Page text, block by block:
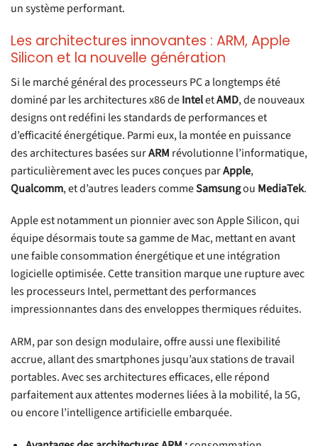
un système performant.
Les architectures innovantes : ARM, Apple
Silicon et la nouvelle génération
Si le marché général des processeurs PC a longtemps été
dominé par les architectures x86 deInteletAMD, de nouveaux
designs ont redéfini les standards de performances et
d’efficacité énergétique. Parmi eux, la montée en puissance
des architectures basées surARM révolutionne l’informatique,
particulièrement avec les puces conçues parApple,
Qualcomm, et d’autres leaders commeSamsungou MediaTek.
Apple est notamment un pionnier avec son Apple Silicon, qui
équipe désormais toute sa gamme de Mac, mettant en avant
une faible consommation énergétique et une intégration
logicielle optimisée. Cette transition marque une rupture avec
les processeurs Intel, permettant des performances
impressionnantes dans des enveloppes thermiques réduites.
ARM, par son design modulaire, offre aussi une flexibilité
accrue, allant des smartphones jusqu’aux stations de travail
portables. Avec ses architectures efficaces, elle répond
parfaitement aux attentes modernes liées à la mobilité, la 5G,
ou encore l’intelligence artificielle embarquée.